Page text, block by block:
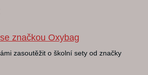
značkou Oxybag
zasoutěžit o školní sety od značky